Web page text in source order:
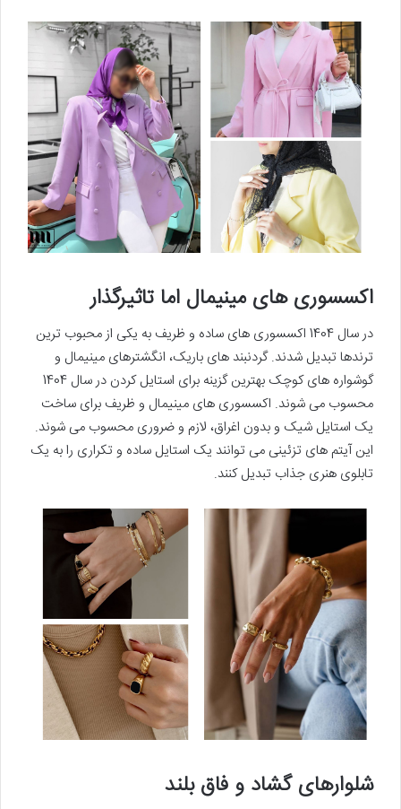
اکسسوری های مینیمال اما تاثیرگذار
در سال 1404 اکسسوری های ساده و ظریف به یکی از محبوب ترین
ترندها تبدیل شدند. گردنبند های باریک، انگشترهای مینیمال و
گوشواره های کوچک بهترین گزینه برای استایل کردن در سال 1404
محسوب می شوند. اکسسوری های مینیمال و ظریف برای ساخت
یک استایل شیک و بدون اغراق، لازم و ضروری محسوب می شوند.
این آیتم های تزئینی می توانند یک استایل ساده و تکراری را به یک
تابلوی هنری جذاب تبدیل کنند.
شلوارهای گشاد و فاق بلند